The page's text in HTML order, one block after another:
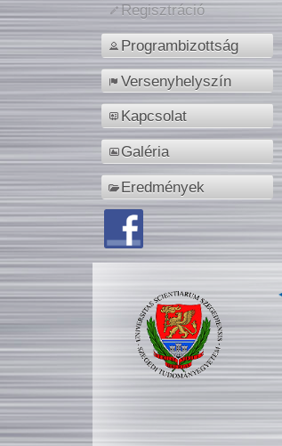
Regisztráció
Programbizottság
Versenyhelyszín
Kapcsolat
Galéria
Eredmények